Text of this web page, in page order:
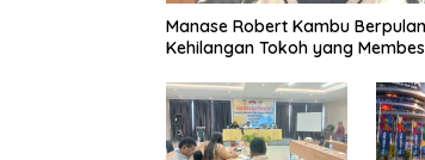
Manase Robert Kambu
Kehilangan Tokoh yang